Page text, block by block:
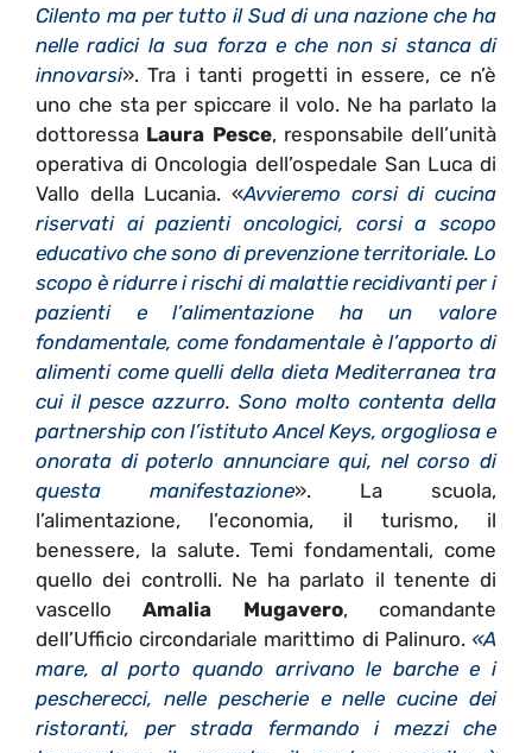
Cilento ma per tutto il Sud di una nazione che ha
nelle radici la sua forza e che non si stanca di
innovarsi». Tra i tanti progetti in essere, ce n’è
uno che sta per spiccare il volo. Ne ha parlato la
dottoressa Laura Pesce, responsabile dell’unità
operativa di Oncologia dell’ospedale San Luca di
Vallo della Lucania. «Avvieremo corsi di cucina
riservati ai pazienti oncologici, corsi a scopo
educativo che sono di prevenzione territoriale. Lo
scopo è ridurre i rischi di malattie recidivanti per i
pazienti e l’alimentazione ha un valore
fondamentale, come fondamentale è l’apporto di
alimenti come quelli della dieta Mediterranea tra
cui il pesce azzurro. Sono molto contenta della
partnership con l’istituto Ancel Keys, orgogliosa e
onorata di poterlo annunciare qui, nel corso di
questa manifestazione». La scuola,
l’alimentazione, l’economia, il turismo, il
benessere, la salute. Temi fondamentali, come
quello dei controlli. Ne ha parlato il tenente di
vascelloAmalia Mugavero, comandante
dell’Ufficio circondariale marittimo di Palinuro. «A
mare, al porto quando arrivano le barche e i
pescherecci, nelle pescherie e nelle cucine dei
ristoranti, per strada fermando i mezzi che